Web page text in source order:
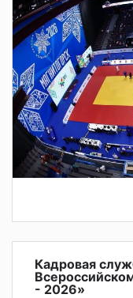
Кадровая
- 2026»